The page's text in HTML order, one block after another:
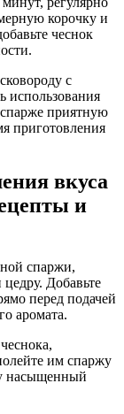
корочку и
чеснок
с
использования
спарже приятную
приготовления
вкуса
и
спаржи,
Добавьте
перед подачей
аромата.
им спаржу
насыщенный